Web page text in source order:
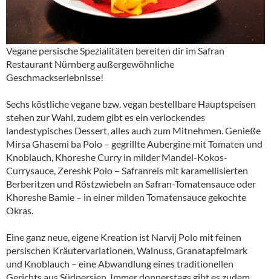
Vegane persische Spezialitäten bereiten dir im Safran
Restaurant Nürnberg außergewöhnliche
Geschmackserlebnisse!
Sechs köstliche vegane bzw. vegan bestellbare Hauptspeisen
stehen zur Wahl, zudem gibt es ein verlockendes
landestypisches Dessert, alles auch zum Mitnehmen. Genieße
Mirsa Ghasemi ba Polo – gegrillte Aubergine mit Tomaten und
Knoblauch, Khoreshe Curry in milder Mandel-Kokos-
Currysauce, Zereshk Polo – Safranreis mit karamellisierten
Berberitzen und Röstzwiebeln an Safran-Tomatensauce oder
Khoreshe Bamie – in einer milden Tomatensauce gekochte
Okras.
Eine ganz neue, eigene Kreation ist Narvij Polo mit feinen
persischen Kräutervariationen, Walnuss, Granatapfelmark
und Knoblauch – eine Abwandlung eines traditionellen